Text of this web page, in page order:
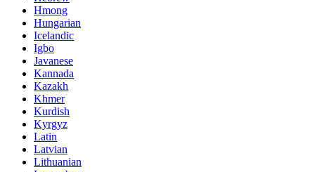
Hmong
Hungarian
Icelandic
Igbo
Javanese
Kannada
Kazakh
Khmer
Kurdish
Kyrgyz
Latin
Latvian
Lithuanian